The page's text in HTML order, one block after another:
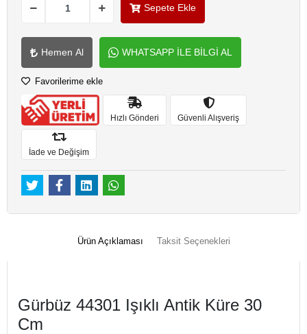
Sepete Ekle
Hemen Al WHATSAPP İLE BİLGİ AL
Favorilerime ekle
Hızlı Gönderi Güvenli Alışveriş
İade ve Değişim
Ürün Açıklaması Taksit Seçenekleri
Gürbüz 44301 Işıklı Antik Küre 30
Cm